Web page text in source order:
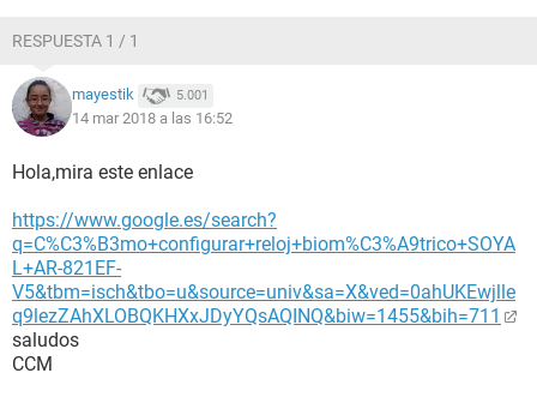
RESPUESTA 1 / 1
mayestik 5.001
14 mar 2018 a las 16:52
Hola,mira este enlace
https://www.google.es/search?
q=C%C3%B3mo+configurar+reloj+biom%C3%A9trico+SOYA
L+AR-821EF-
V5&tbm=isch&tbo=u&source=univ&sa=X&ved=0ahUKEwjlle
q9lezZAhXLOBQKHXxJDyYQsAQINQ&biw=1455&bih=711
saludos
CCM